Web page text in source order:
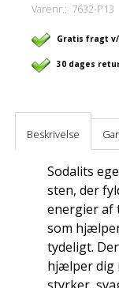
Varenr.: 7632-P13
Gratis fragt v/
30 dages
Beskrivelse
Sodalits
sten, der
energier af
som
tydeligt.
hjælper dig